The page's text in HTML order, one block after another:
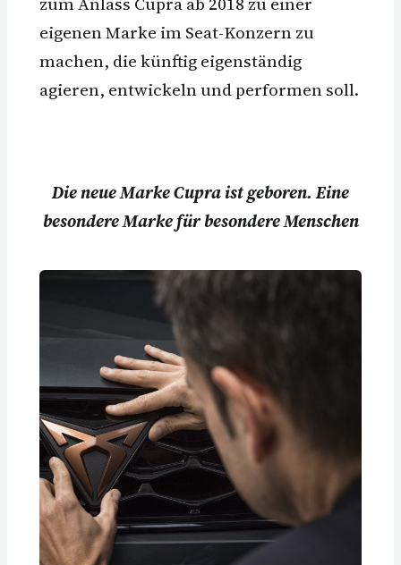
eigenen Marke im Seat-Konzern zu
machen, die künftig eigenständig
agieren, entwickeln und performen soll.
Die neue Marke Cupra ist geboren. Eine
besondere Marke für besondere Menschen